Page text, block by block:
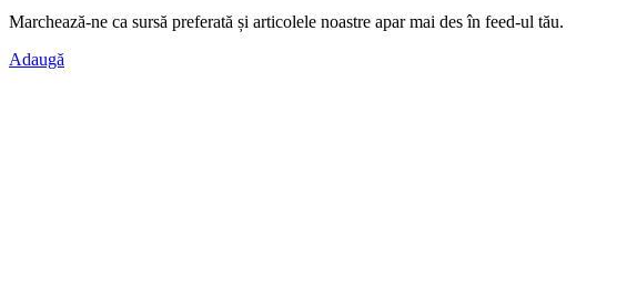
Marchează-ne ca sursă preferată și articolele noastre apar mai des în feed-ul tău.
Adaugă